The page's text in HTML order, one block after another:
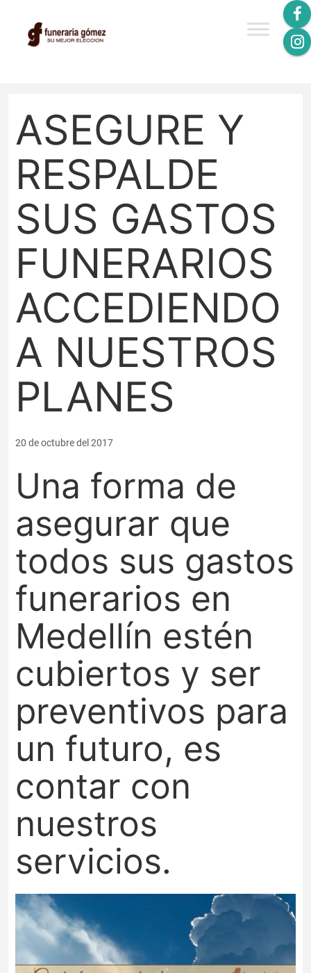
ASEGURE Y
RESPALDE
SUS GASTOS
FUNERARIOS
ACCEDIENDO
A NUESTROS
PLANES
20 de octubre del 2017
Una forma de
asegurar que
todos sus gastos
funerarios en
Medellín estén
cubiertos y ser
preventivos para
un futuro, es
contar con
nuestros
servicios.